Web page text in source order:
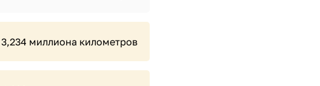
3,234 миллиона километров